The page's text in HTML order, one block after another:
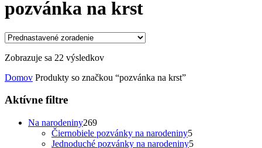
pozvánka na krst
Zobrazuje sa 22 výsledkov
Domov Produkty so značkou “pozvánka na krst”
Aktívne filtre
Na narodeniny269269
produktov
Čiernobiele pozvánky na narodeniny55
produktov
Jednoduché pozvánky na narodeniny55